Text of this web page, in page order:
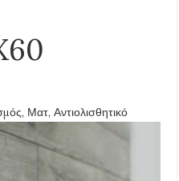
Ματ, Αντιολισθητικό